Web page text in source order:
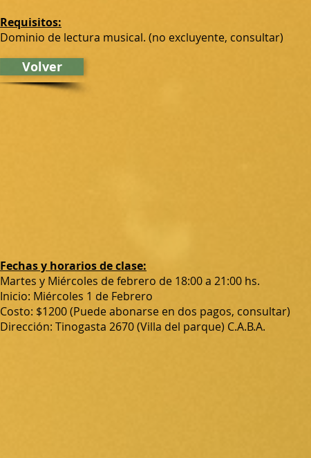
Requisitos:
Dominio de lectura musical. (no excluyente, consultar)
Fechas y horarios de clase:
Martes y Miércoles de febrero de 18:00 a 21:00 hs.
Inicio: Miércoles 1 de Febrero
Costo: $1200 (Puede abonarse en dos pagos, consultar)
Dirección: Tinogasta 2670 (Villa del parque) C.A.B.A.
Volver